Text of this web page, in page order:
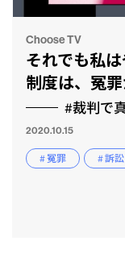
Choose TV
それでも私
制度は、冤
#裁判で
2020.10.15
# 冤罪 # 訴訟